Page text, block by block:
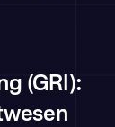
(GRI):